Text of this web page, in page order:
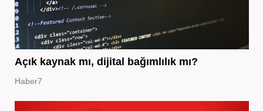
Açık kaynak mı, dijital bağımlılık mı?
Haber7